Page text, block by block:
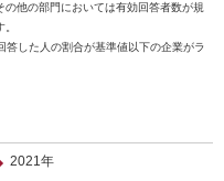
他の部門においては有効回答者数が規
した人の割合が基準値以下の企業がラ
2021年